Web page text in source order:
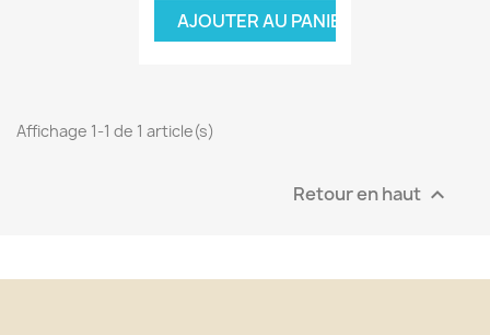
AJOUTER AU PANIER
Affichage 1-1 de 1 article(s)
Retour en haut 